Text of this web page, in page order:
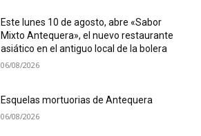
Este lunes 10 de agosto, abre «Sabor
Mixto Antequera», el nuevo restaurante
asiático en el antiguo local de la bolera
06/08/2026
Esquelas mortuorias de Antequera
06/08/2026